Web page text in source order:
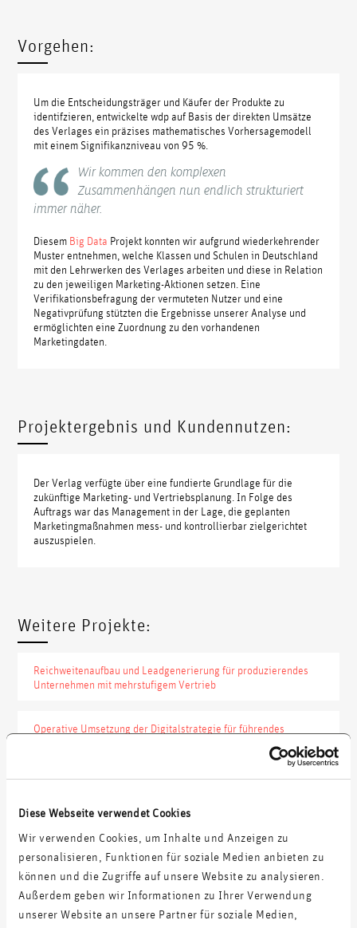
Diese Webseite verwendet Cookies
Wir verwenden Cookies, um Inhalte und Anzeigen zu
personalisieren, Funktionen für soziale Medien anbieten zu
können und die Zugriffe auf unsere Website zu analysieren.
Außerdem geben wir Informationen zu Ihrer Verwendung
unserer Website an unsere Partner für soziale Medien,
Vorgehen:
Um die Entscheidungsträger und Käufer der Produkte zu
identifzieren, entwickelte wdp auf Basis der direkten Umsätze
des Verlages ein präzises mathematisches Vorhersagemodell
mit einem Signifikanzniveau von 95 %.
Wir kommen den komplexen
Zusammenhängen nun endlich strukturiert
immer näher.
Diesem Big Data Projekt konnten wir aufgrund wiederkehrender
Muster entnehmen, welche Klassen und Schulen in Deutschland
mit den Lehrwerken des Verlages arbeiten und diese in Relation
zu den jeweiligen Marketing-Aktionen setzen. Eine
Verifikationsbefragung der vermuteten Nutzer und eine
Negativprüfung stützten die Ergebnisse unserer Analyse und
ermöglichten eine Zuordnung zu den vorhandenen
Marketingdaten.
Projektergebnis und Kundennutzen:
Der Verlag verfügte über eine fundierte Grundlage für die
zukünftige Marketing- und Vertriebsplanung. In Folge des
Auftrags war das Management in der Lage, die geplanten
Marketingmaßnahmen mess- und kontrollierbar zielgerichtet
auszuspielen.
Weitere Projekte:
Reichweitenaufbau und Leadgenerierung für produzierendes
Unternehmen mit mehrstufigem Vertrieb
Operative Umsetzung der Digitalstrategie für führendes
Prozess und Proof of Concept zur Reaktivierung veralteter Leads
Erfolg in Zahlen